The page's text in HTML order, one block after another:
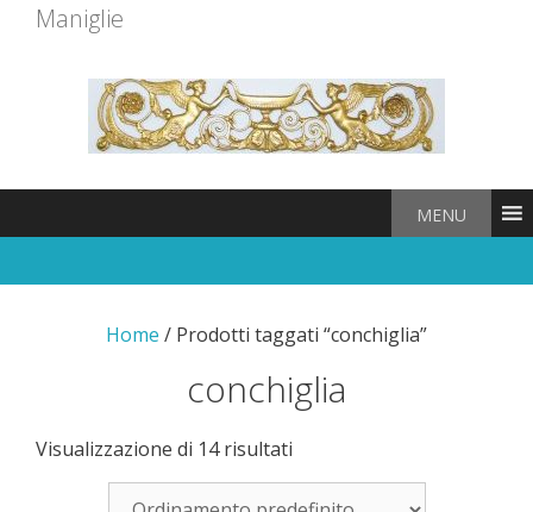
Maniglie
MENU
Home / Prodotti taggati “conchiglia”
conchiglia
Visualizzazione di 14 risultati